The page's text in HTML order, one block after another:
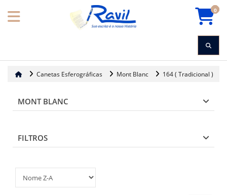
0
Canetas Esferográficas Mont Blanc 164 ( Tradicional )
MONT BLANC
FILTROS